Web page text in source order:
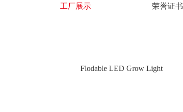
工厂展示 荣誉证书
Flodable LED Grow Light